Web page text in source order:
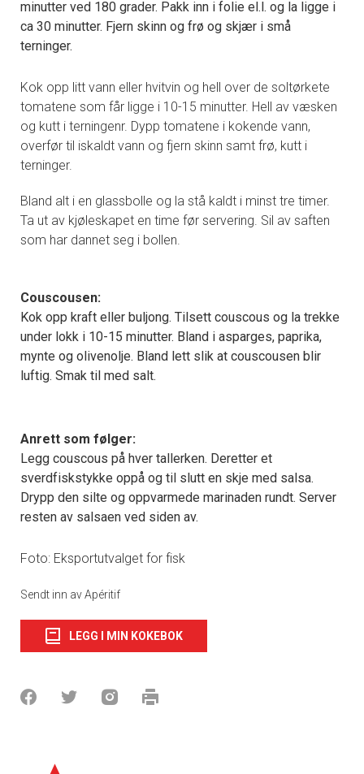
minutter ved 180 grader. Pakk inn i folie el.l. og la ligge i
ca 30 minutter. Fjern skinn og frø og skjær i små
terninger.
Kok opp litt vann eller hvitvin og hell over de soltørkete
tomatene som får ligge i 10-15 minutter. Hell av væsken
og kutt i terningenr. Dypp tomatene i kokende vann,
overfør til iskaldt vann og fjern skinn samt frø, kutt i
terninger.
Bland alt i en glassbolle og la stå kaldt i minst tre timer.
Ta ut av kjøleskapet en time før servering. Sil av saften
som har dannet seg i bollen.
Couscousen:
Kok opp kraft eller buljong. Tilsett couscous og la trekke
under lokk i 10-15 minutter. Bland i asparges, paprika,
mynte og olivenolje. Bland lett slik at couscousen blir
luftig. Smak til med salt.
Anrett som følger:
Legg couscous på hver tallerken. Deretter et
sverdfiskstykke oppå og til slutt en skje med salsa.
Drypp den silte og oppvarmede marinaden rundt. Server
resten av salsaen ved siden av.
Foto: Eksportutvalget for fisk
Sendt inn av Apéritif
LEGG I MIN KOKEBOK